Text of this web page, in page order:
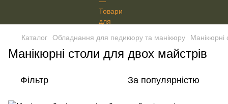
Каталог Обладнання для педикюру та манікюру Манікюрні
Манікюрні столи для двох майстрів
Фільтр За популярністю